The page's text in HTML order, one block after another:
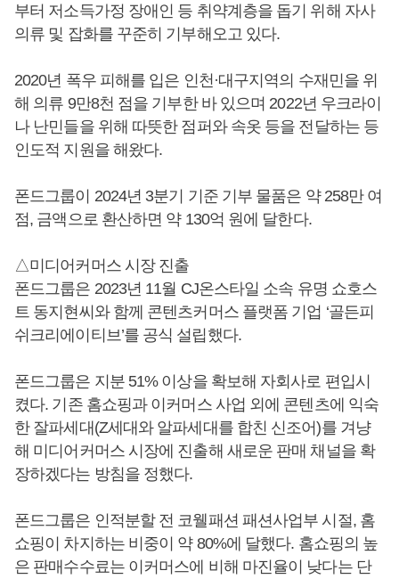
부터 저소득가정 장애인 등 취약계층을 돕기 위해 자사
의류 및 잡화를 꾸준히 기부해오고 있다.
2020년 폭우 피해를 입은 인천·대구지역의 수재민을 위
해 의류 9만8천 점을 기부한 바 있으며 2022년 우크라이
나 난민들을 위해 따뜻한 점퍼와 속옷 등을 전달하는 등
인도적 지원을 해왔다.
폰드그룹이 2024년 3분기 기준 기부 물품은 약 258만 여
점, 금액으로 환산하면 약 130억 원에 달한다.
△미디어커머스 시장 진출
폰드그룹은 2023년 11월 CJ온스타일 소속 유명 쇼호스
트 동지현씨와 함께 콘텐츠커머스 플랫폼 기업 ‘골든피
쉬크리에이티브’를 공식 설립했다.
폰드그룹은 지분 51% 이상을 확보해 자회사로 편입시
켰다. 기존 홈쇼핑과 이커머스 사업 외에 콘텐츠에 익숙
한 잘파세대(Z세대와 알파세대를 합친 신조어)를 겨냥
해 미디어커머스 시장에 진출해 새로운 판매 채널을 확
장하겠다는 방침을 정했다.
폰드그룹은 인적분할 전 코웰패션 패션사업부 시절, 홈
쇼핑이 차지하는 비중이 약 80%에 달했다. 홈쇼핑의 높
은 판매수수료는 이커머스에 비해 마진율이 낮다는 단